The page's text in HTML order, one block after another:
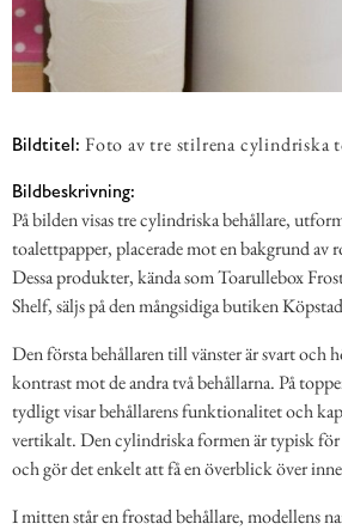
Bildtitel: Foto av tre stilrena cylindriska
Bildbeskrivning:
På bilden visas tre cylindriska behållare,
toalettpapper, placerade mot en bakgrund av
Dessa produkter, kända som Toarullebox
Shelf, säljs på den mångsidiga butiken
Den första behållaren till vänster är svart och
kontrast mot de andra två behållarna. På
tydligt visar behållarens funktionalitet och
vertikalt. Den cylindriska formen är typisk
och gör det enkelt att få en överblick över
I mitten står en frostad behållare, modellens